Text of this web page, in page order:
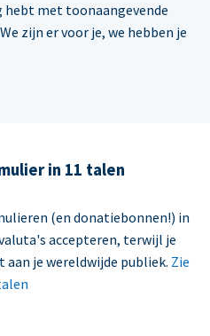
hebt met toonaangevende
We zijn er voor je, we hebben je
in 11 talen
(en donatiebonnen!) in
accepteren, terwijl je
je wereldwijde publiek. Zie